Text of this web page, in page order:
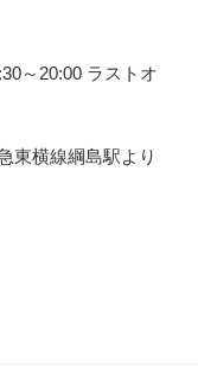
～20:00 ラストオ
東横線綱島駅より